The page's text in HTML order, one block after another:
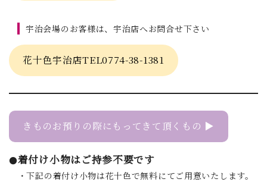
宇治会場のお客様は、宇治店へお問合せ下さい
花十色宇治店TEL0774-38-1381
きものお預りの際にもってきて頂くもの ▶
●着付け小物はご持参不要です
・下記の着付け小物は花十色で無料にてご用意いたします。